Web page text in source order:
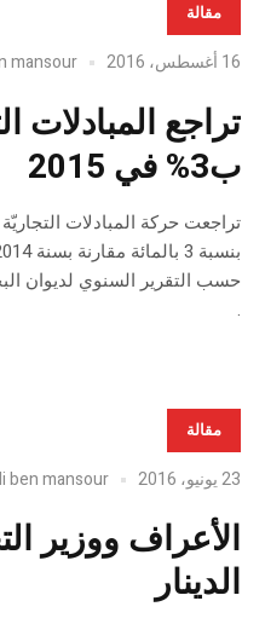
مقالة
16 أغسطس، 2016 mansour
تراجع المبادلات
ب3% في 2015
.
مقالة
23 يونيو، 2016 ben mansour
الأعراف ووزير
الدينار